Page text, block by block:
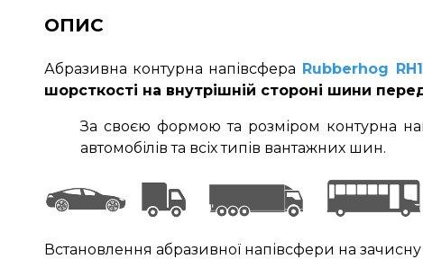
ОПИС
Абразивна контурна напівсфера Rubberhog
шорсткості на внутрішній стороні шини
За своєю формою та розміром контурна
автомобілів та всіх типів вантажних шин.
Встановлення абразивної напівсфери на